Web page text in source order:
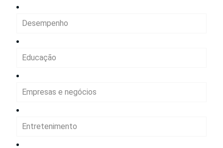
Desempenho
Educação
Empresas e negócios
Entretenimento